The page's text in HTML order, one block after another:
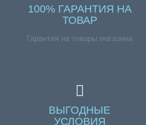
100% ГАРАНТИЯ НА
ТОВАР
Гарантия на товары магазина
ВЫГОДНЫЕ
УСЛОВИЯ